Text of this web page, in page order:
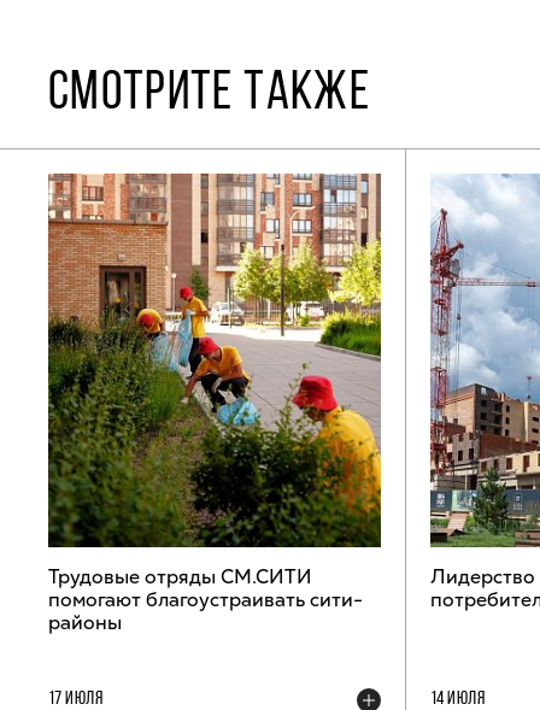
СМОТРИТЕ ТАКЖЕ
Трудовые отряды СМ.СИТИ
помогают благоустраивать сити-
районы
17 ИЮЛЯ 14 ИЮЛЯ